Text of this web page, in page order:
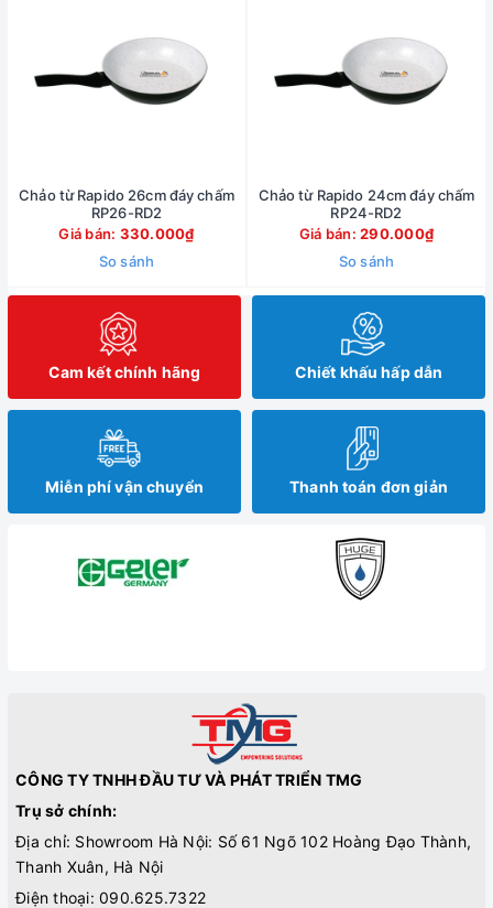
Chảo từ Rapido 26cm đáy chấm
RP26-RD2
Giá bán: 330.000₫
So sánh
Chảo từ Rapido 24cm đáy chấm
RP24-RD2
Giá bán:290.000₫
So sánh
Cam kết chính hãng Chiết khấu hấp dẫn
Miễn phí vận chuyển Thanh toán đơn giản
CÔNG TY TNHH ĐẦU TƯ VÀ PHÁT TRIỂN TMG
Trụ sở chính:
Địa chỉ: Showroom Hà Nội: Số 61 Ngõ 102 Hoàng Đạo Thành,
Thanh Xuân, Hà Nội
Điện thoại: 090.625.7322